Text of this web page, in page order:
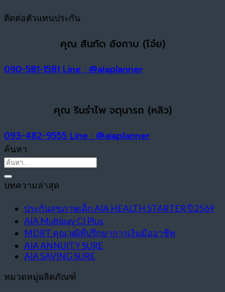
ติดต่อตัวแทนประกัน
คุณ สันทัด อังกาบ (โจ๋ย)
090-581-1581 Line : @aiaplanner
คุณ รินรำไพ จตุนารถ (หลิว)
093-482-9555 Line : @aiaplanner
ค้นหา
บทความล่าสุด
ประกันสุขภาพเด็ก AIA HEALTH STARTER ปี 2569
AIA Multipay CI Plus
MDRT คุณวุฒิที่ปรึกษาการเงินมืออาชีพ
AIA ANNUITY SURE
AIA SAVING SURE
หมวดหมู่ผลิตภัณฑ์